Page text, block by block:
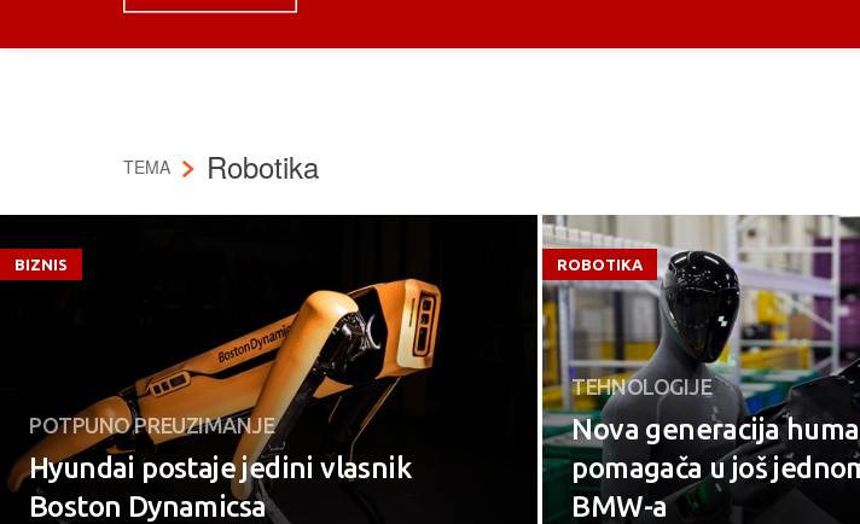
TEMA Robotika
BIZNIS
POTPUNO PREUZIMANJE
Hyundai postaje jedini vlasnik
Boston Dynamicsa
ROBOTIKA
TEHNOLOGIJE
Nova generacija
pomagača u još
BMW-a